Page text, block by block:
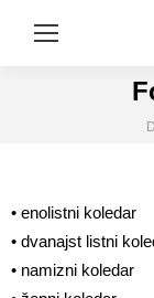
• enolistni koledar
• dvanajst listni
• namizni koledar